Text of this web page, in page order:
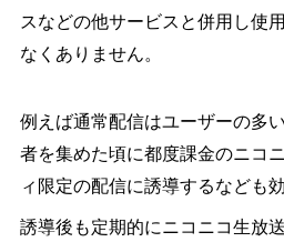
スなどの他サービスと併用し使
なくありません。
例えば通常配信はユーザーの多
者を集めた頃に都度課金のニコ
ィ限定の配信に誘導するなども
誘導後も定期的にニコニコ生放